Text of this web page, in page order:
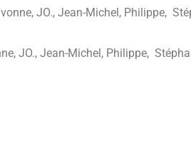
JO., Jean-Michel, Philippe,
JO., Jean-Michel, Philippe,